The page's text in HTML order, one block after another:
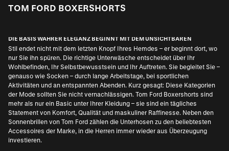
TOM FORD BOXERSHORTS
DIE BASIS WAHRER ELEGANZ BEGINNT MIT DEM UNSICHTBAREN
Stil endet nicht mit dem letzten Knopf Ihres Hemdes – er beginnt dort, wo
nur Sie ihn spüren. Die richtige Unterwäsche entscheidet über Ihr
Wohlbefinden, Ihr Selbstbewusstsein und Ihr Auftreten. Sie begleitet Sie –
genauso wie Socken – durch lange Arbeitstage, bei sportlichen
Aktivitäten und an entspannten Abenden. Kurz gesagt: Diese Kategorien
der Mode sollten Sie nicht vernachlässigen. Tom Ford Boxershorts sind
mehr als nur ein Basic unter Ihrer Kleidung – sie sind ein tägliches
Statement von Komfort, Qualität und maskuliner Raffinesse. Neben den
Sonnenbrillen von Tom Ford zählen die Unterhosen zu den beliebtesten
Accessoires der Marke, in die Herren immer wieder aus Überzeugung
investieren.